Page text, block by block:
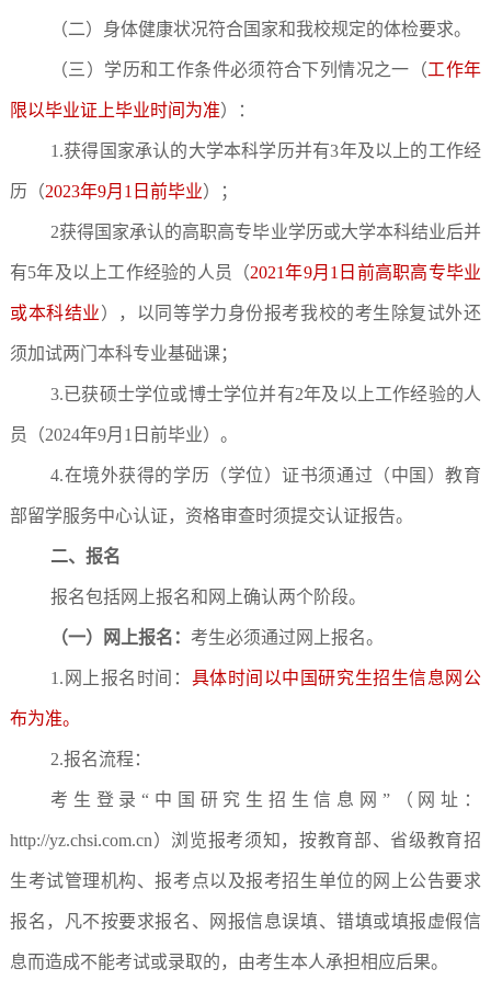
（二）身体健康状况符合国家和我校规定的体检要求。
（三）学历和工作条件必须符合下列情况之一（工作年
限以毕业证上毕业时间为准）：
1.获得国家承认的大学本科学历并有3年及以上的工作经
历（2023年9月1日前毕业）；
2获得国家承认的高职高专毕业学历或大学本科结业后并
有5年及以上工作经验的人员（2021年9月1日前高职高专毕业
或本科结业），以同等学力身份报考我校的考生除复试外还
须加试两门本科专业基础课；
3.已获硕士学位或博士学位并有2年及以上工作经验的人
员（2024年9月1日前毕业）。
4.在境外获得的学历（学位）证书须通过（中国）教育
部留学服务中心认证，资格审查时须提交认证报告。
二、报名
报名包括网上报名和网上确认两个阶段。
（一）网上报名： 考生必须通过网上报名。
1.网上报名时间： 具体时间以中国研究生招生信息网公
布为准。
2.报名流程：
考生登录“中国研究生招生信息网”（网址：
http://yz.chsi.com.cn）浏览报考须知，按教育部、省级教育招
生考试管理机构、报考点以及报考招生单位的网上公告要求
报名，凡不按要求报名、网报信息误填、错填或填报虚假信
息而造成不能考试或录取的，由考生本人承担相应后果。